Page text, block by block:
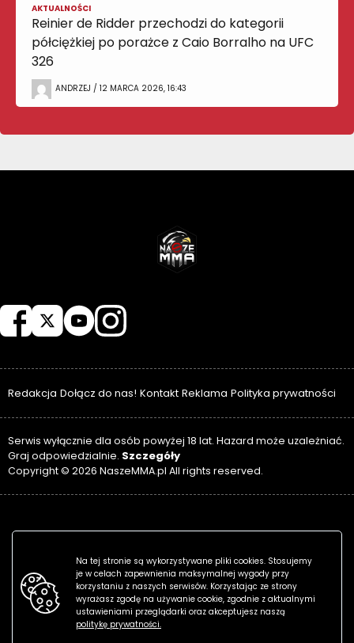
AKTUALNOŚCI
Reinier de Ridder przechodzi do kategorii
półciężkiej po porażce z Caio Borralho na UFC
326
ANDRZEJ / 12 MARCA 2026, 16:43
Redakcja Dołącz do nas! Kontakt Reklama Polityka prywatności
Serwis wyłącznie dla osób powyżej 18 lat. Hazard może uzależniać.
Graj odpowiedzialnie. Szczegóły
Copyright © 2026 NaszeMMA.pl All rights reserved.
Na tej stronie są wykorzystywane pliki cookies. Stosujemy
je w celach zapewnienia maksymalnej wygody przy
korzystaniu z naszych serwisów. Korzystając ze strony
wyrażasz zgodę na używanie cookie, zgodnie z aktualnymi
ustawieniami przeglądarki oraz akceptujesz naszą
politykę prywatności.